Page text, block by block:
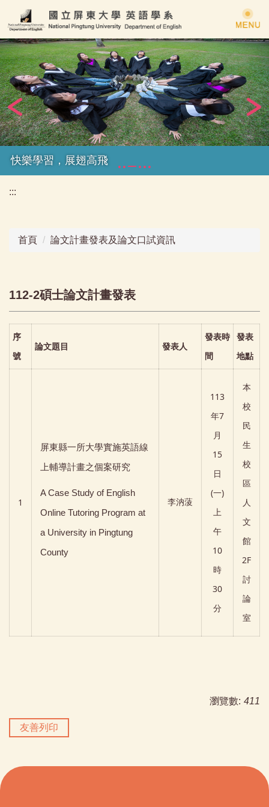
到
主
要
內
容
區
快樂學習，展翅高飛
:::
首頁 論文計畫發表及論文口試資訊
112-2碩士論文計畫發表
序
號
論文題目 發表人
發表時
間
發表
地點
1
屏東縣一所大學實施英語線
上輔導計畫之個案研究
A Case Study of English
Online Tutoring Program at
a University in Pingtung
County
李汭蔆
113
年7
月
15
日
(一)
上
午
10
時
30
分
本
校
民
生
校
區
人
文
館
2F
討
論
室
瀏覽數: 411
友善列印